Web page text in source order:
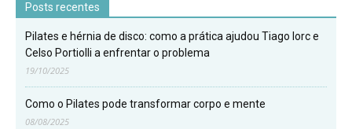
Posts recentes
Pilates e hérnia de disco: como a prática ajudou Tiago Iorc e
Celso Portiolli a enfrentar o problema
19/10/2025
Como o Pilates pode transformar corpo e mente
08/08/2025